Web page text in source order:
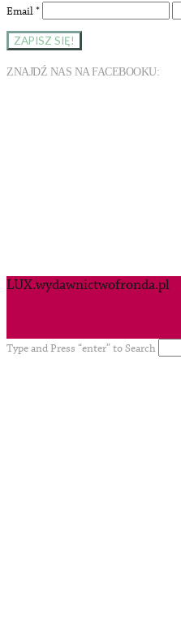
Email*
ZNAJDŹ NAS NA FACEBOOKU:
LUX.wydawnictwofronda.pl
Type and Press “enter” to Search